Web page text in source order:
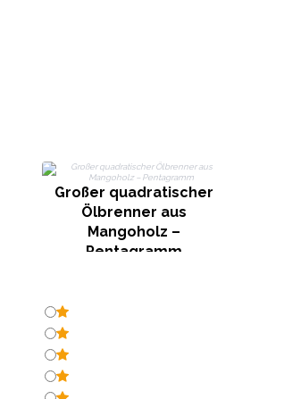
Großer quadratischer
Ölbrenner aus
Mangoholz –
Pentagramm